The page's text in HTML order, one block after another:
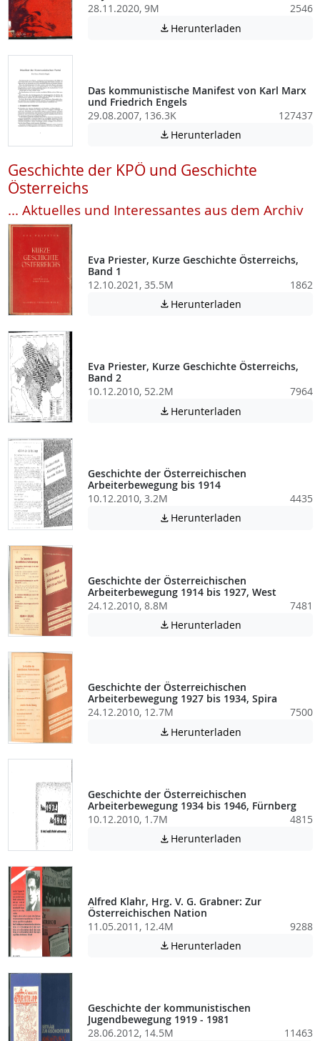
28.11.2020, 9M
2546
 Herunterladen
Das kommunistische Manifest von Karl Marx
und Friedrich Engels
29.08.2007, 136.3K
127437
 Herunterladen
Geschichte der KPÖ und Geschichte
Österreichs
... Aktuelles und Interessantes aus dem Archiv
Eva Priester, Kurze Geschichte Österreichs,
Band 1
12.10.2021, 35.5M
1862
 Herunterladen
Eva Priester, Kurze Geschichte Österreichs,
Band 2
10.12.2010, 52.2M
7964
 Herunterladen
Geschichte der Österreichischen
Arbeiterbewegung bis 1914
10.12.2010, 3.2M
4435
 Herunterladen
Geschichte der Österreichischen
Arbeiterbewegung 1914 bis 1927, West
24.12.2010, 8.8M
7481
 Herunterladen
Geschichte der Österreichischen
Arbeiterbewegung 1927 bis 1934, Spira
24.12.2010, 12.7M
7500
 Herunterladen
Geschichte der Österreichischen
Arbeiterbewegung 1934 bis 1946, Fürnberg
10.12.2010, 1.7M
4815
 Herunterladen
Alfred Klahr, Hrg. V. G. Grabner: Zur
Österreichischen Nation
11.05.2011, 12.4M
9288
 Herunterladen
Geschichte der kommunistischen
Jugendbewegung 1919 - 1981
28.06.2012, 14.5M
11463